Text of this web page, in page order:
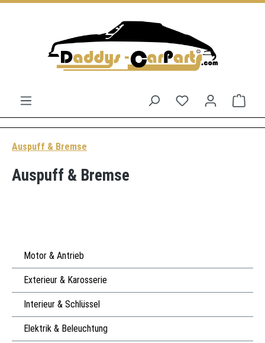
Du hast 0
Auspuff & Bremse
Auspuff & Bremse
Motor & Antrieb
Exterieur & Karosserie
Interieur & Schlüssel
Elektrik & Beleuchtung